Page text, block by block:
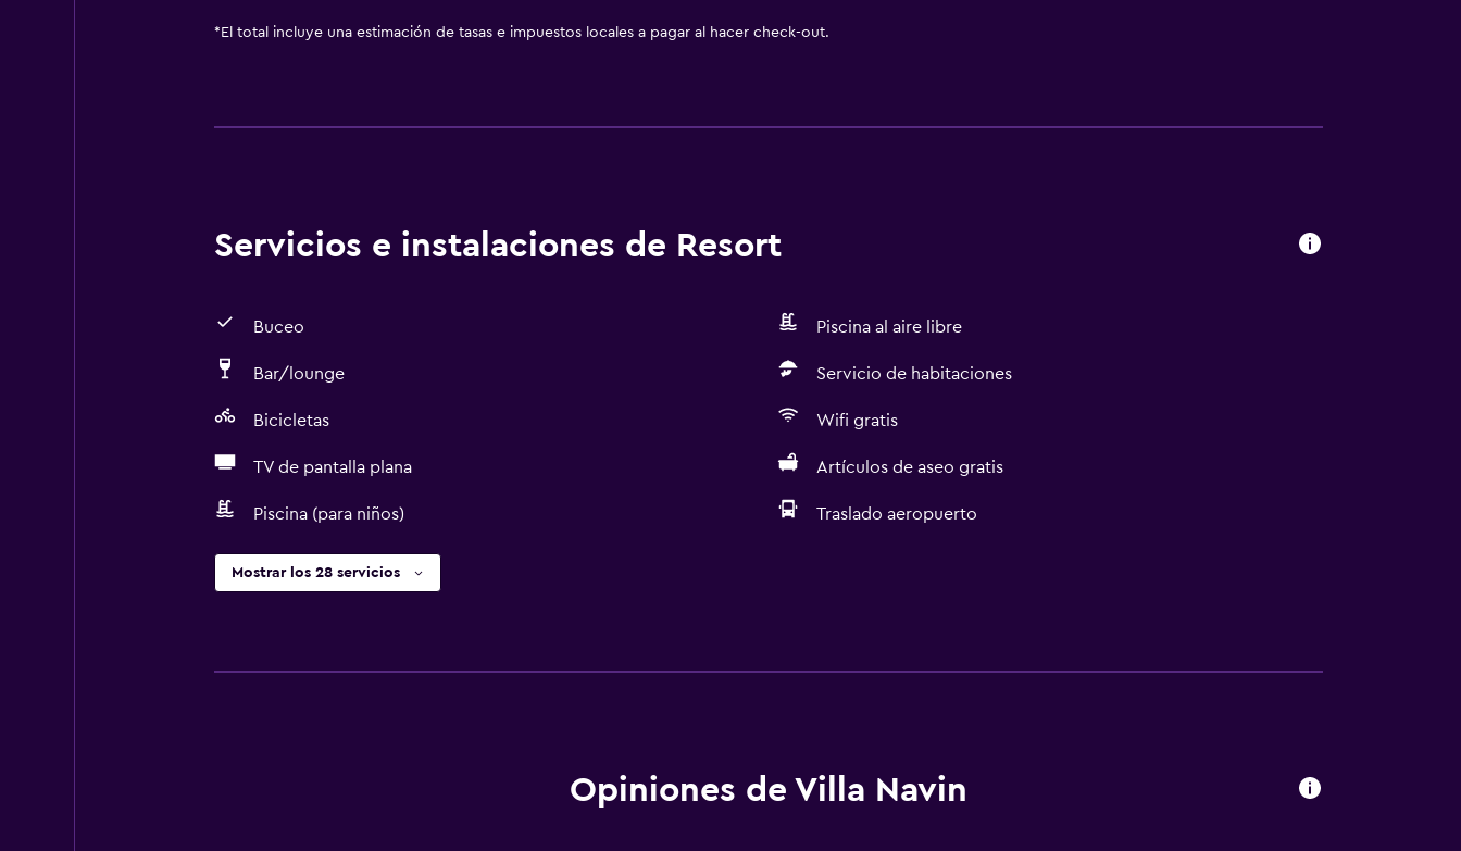
* El total incluye una estimación de tasas e impuestos locales a pagar al hacer check-out.
Servicios e instalaciones de Resort
Buceo Piscina al aire libre
Bar/lounge Servicio de habitaciones
Bicicletas Wifi gratis
TV de pantalla plana Artículos de aseo gratis
Piscina (para niños) Traslado aeropuerto
Mostrar los 28 servicios
Opiniones de Villa Navin